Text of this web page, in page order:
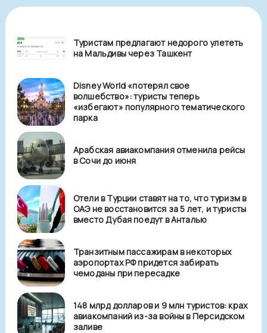
Туристам предлагают недорого улететь
на Мальдивы через Ташкент
Disney World «потерял свое
волшебство»: туристы теперь
«избегают» популярного тематического
парка
Арабская авиакомпания отменила рейсы
в Сочи до июня
Отели в Турции ставят на то, что туризм в
ОАЭ не восстановится за 5 лет, и туристы
вместо Дубая поедут в Анталью
Транзитным пассажирам в некоторых
аэропортах РФ придется забирать
чемоданы при пересадке
148 млрд долларов и 9 млн туристов: крах
авиакомпаний из-за войны в Персидском
заливе